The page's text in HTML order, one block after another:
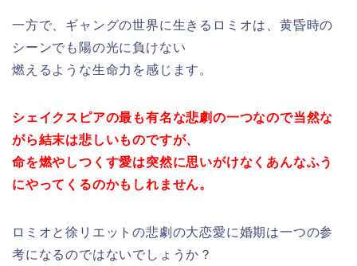
一方で、ギャングの世界に生きるロミオは、黄昏時の
シーンでも陽の光に負けない
燃えるような生命力を感じます。
シェイクスピアの最も有名な悲劇の一つなので当然な
がら結末は悲しいものですが、
命を燃やしつくす愛は突然に思いがけなくあんなふう
にやってくるのかもしれません。
ロミオと徐リエットの悲劇の大恋愛に婚期は一つの参
考になるのではないでしょうか？